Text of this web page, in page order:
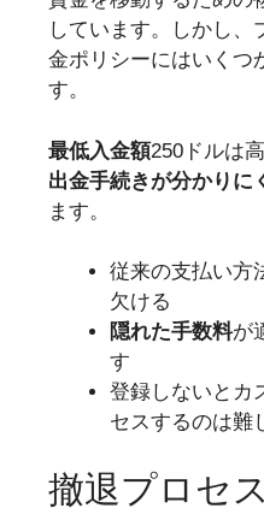
しています。しかし、
金ポリシーにはいくつ
す。
最低入金額250ドルは
出金手続きが分かりに
ます。
従来の支払い方
欠ける
隠れた手数料が
す
登録しないとカ
セスするのは難
撤退プロセ